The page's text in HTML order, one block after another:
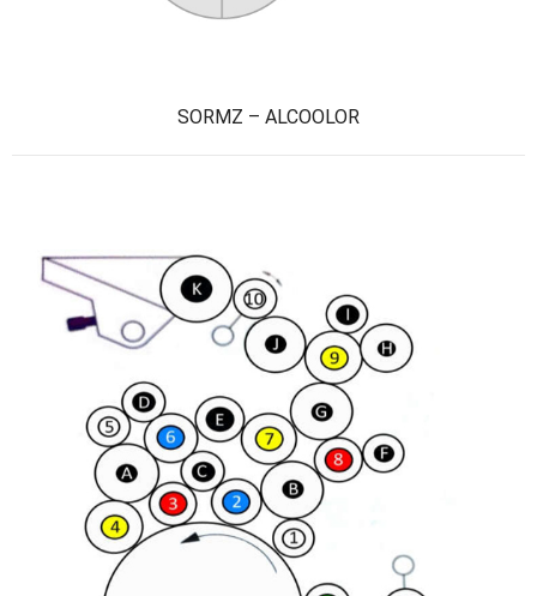
SORMZ – ALCOOLOR